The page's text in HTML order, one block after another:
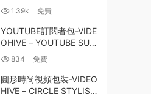
X+3D LUTS)-CINEPUNC
H MASTER SUITE V6.0
1.39k 免費
YOUTUBE訂閱者包-VIDE
OHIVE – YOUTUBE SUB
SCRIBER PACK – 25719
512
834 免費
圓形時尚視頻包裝-VIDEO
HIVE – CIRCLE STYLISH